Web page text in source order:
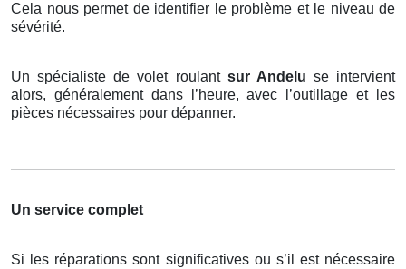
Cela nous permet de identifier le problème et le niveau de
sévérité.
Un spécialiste de volet roulant sur Andelu se intervient
alors, généralement dans l’heure, avec l’outillage et les
pièces nécessaires pour dépanner.
Un service complet
Si les réparations sont significatives ou s’il est nécessaire